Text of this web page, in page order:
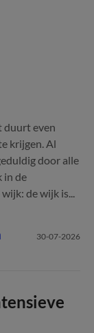
duurt even
krijgen. Al
door alle
in de
de wijk is...
30-07-2026